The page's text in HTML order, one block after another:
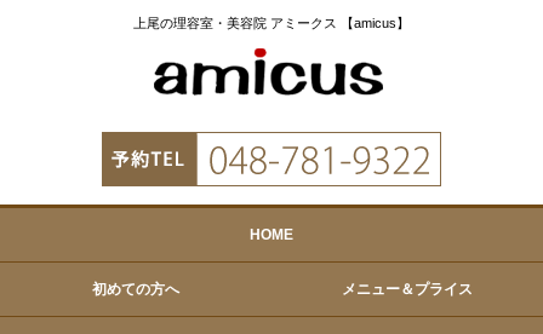
上尾の理容室・美容院 アミークス 【amicus】
HOME
初めての方へ メニュー＆プライス